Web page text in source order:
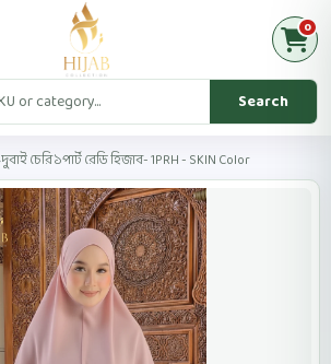
Search
0
দুবাই চেরি ১পার্ট রেডি হিজাব- 1PRH - SKIN Color